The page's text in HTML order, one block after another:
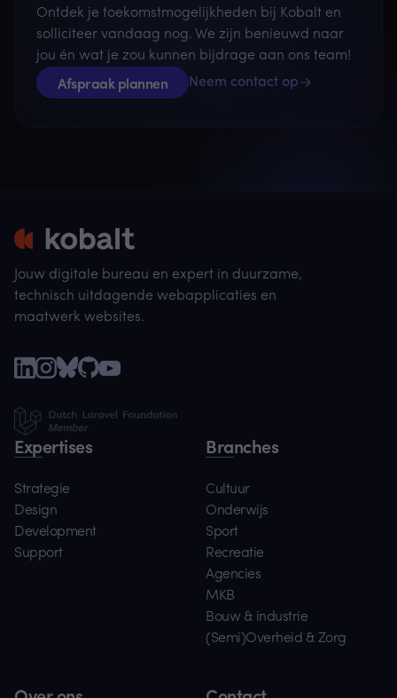
Ontdek je toekomstmogelijkheden bij Kobalt en
solliciteer vandaag nog. We zijn benieuwd naar
jou én wat je zou kunnen bijdrage aan ons team!
Afspraak plannen Neem contact op
Jouw digitale bureau en expert in duurzame,
technisch uitdagende webapplicaties en
maatwerk websites.
Expertises
Strategie
Design
Development
Support
Branches
Cultuur
Onderwijs
Sport
Recreatie
Agencies
MKB
Bouw & industrie
(Semi)Overheid & Zorg